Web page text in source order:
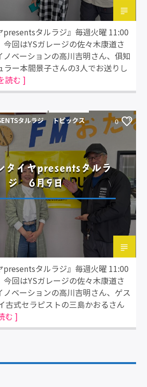
presentsタルラジ』毎週火曜 11:00
今回はYSガレージの佐々木康道さ
ノベーションの高川吉明さん、俱知
ラー本間景子さんの3人でお送りし
読む ]
タルラジ トピックス 0
タイヤpresentsタルラ
ジ 6月9日
presentsタルラジ』毎週火曜 11:00
今回はYSガレージの佐々木康道さ
ノベーションの高川吉明さん、ゲス
古式セラピストの三島かおるさん
む ]